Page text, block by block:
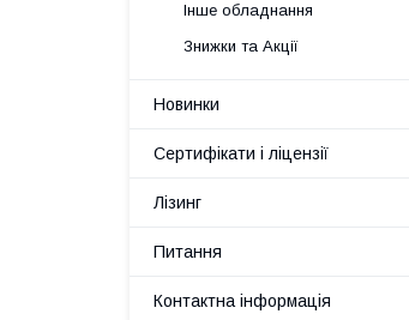
Інше обладнання
Знижки та Акції
Новинки
Сертифікати і ліцензії
Лізинг
Питання
Контактна інформація